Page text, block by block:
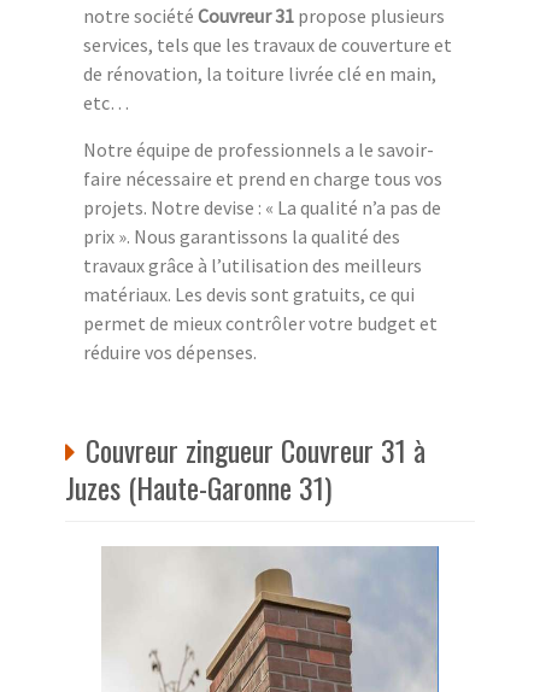
notre société Couvreur 31 propose plusieurs
services, tels que les travaux de couverture et
de rénovation, la toiture livrée clé en main,
etc…
Notre équipe de professionnels a le savoir-
faire nécessaire et prend en charge tous vos
projets. Notre devise : « La qualité n’a pas de
prix ». Nous garantissons la qualité des
travaux grâce à l’utilisation des meilleurs
matériaux. Les devis sont gratuits, ce qui
permet de mieux contrôler votre budget et
réduire vos dépenses.
Couvreur zingueur Couvreur 31 à
Juzes (Haute-Garonne 31)